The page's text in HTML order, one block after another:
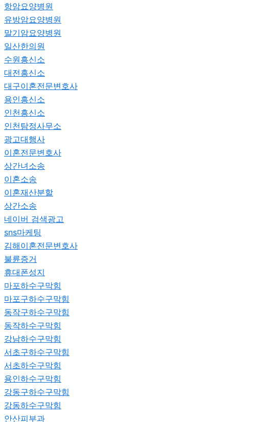
항암요양병원
유방암요양병원
말기암요양병원
일산한의원
수원흥신소
대전흥신소
대구이혼전문변호사
용인흥신소
인천흥신소
인천탐정사무소
광고대행사
이혼전문변호사
상간녀소송
이혼소송
이혼재산분할
상간소송
네이버 검색광고
sns마케팅
김해이혼전문변호사
불륜증거
휴대폰성지
마포하수구막힘
마포구하수구막힘
동작구하수구막힘
동작하수구막힘
강남하수구막힘
서초구하수구막힘
서초하수구막힘
용인하수구막힘
강동구하수구막힘
강동하수구막힘
안산피부과